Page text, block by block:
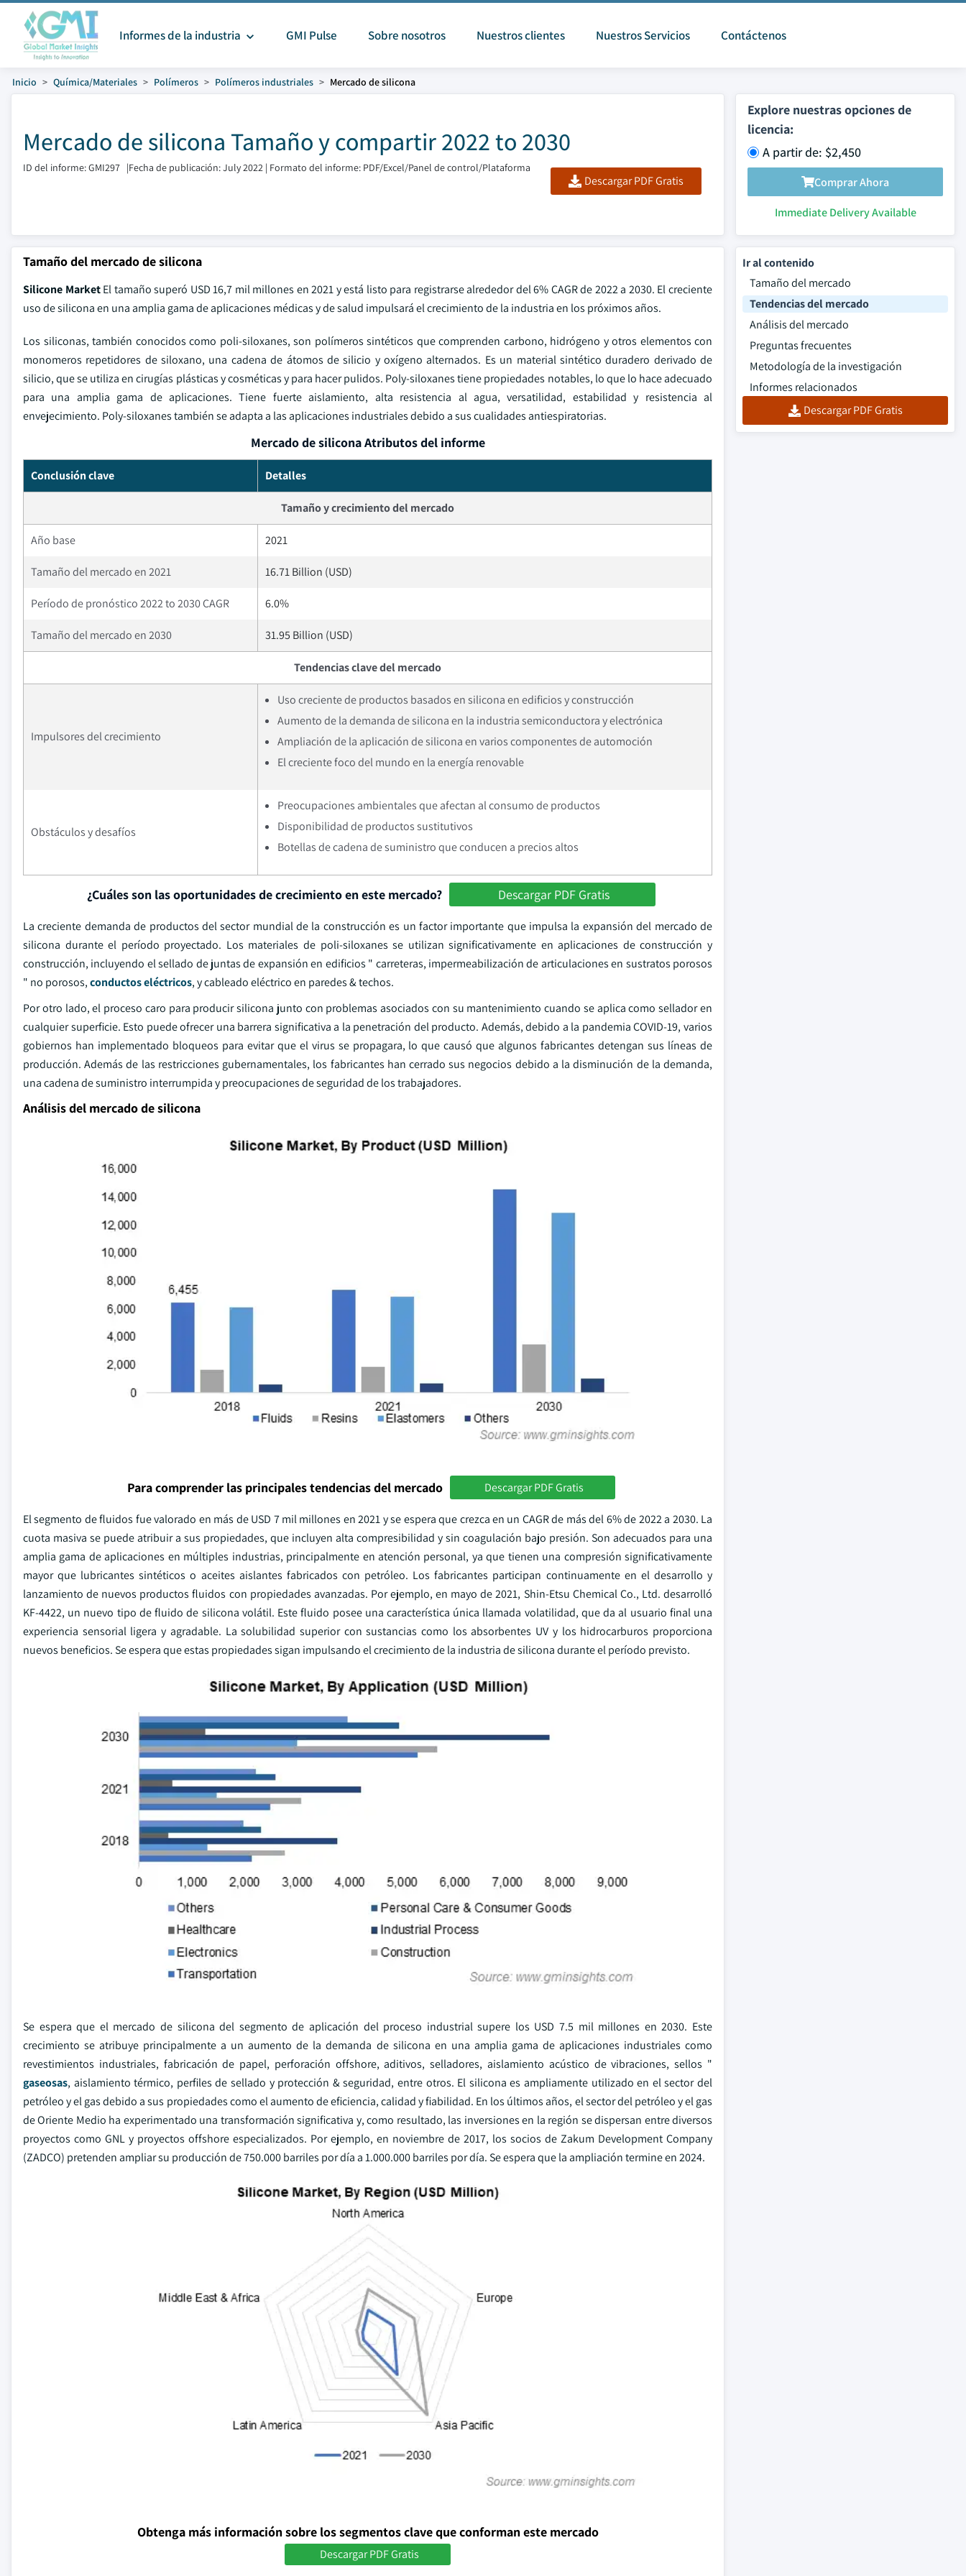
Informes de la industria GMI Pulse Sobre nosotros Nuestros clientes Nuestros Servicios Contáctenos
Inicio Química/Materiales Polímeros Polímeros industriales Mercado de silicona
Mercado de silicona Tamaño y compartir 2022 to 2030
ID del informe: GMI297 |Fecha de publicación: July 2022 | Formato del informe: PDF/Excel/Panel de control/Plataforma
Descargar PDF Gratis
Explore nuestras opciones de
licencia:
A partir de: $2,450
Comprar Ahora
Immediate Delivery Available
Tamaño del mercado de silicona
Silicone MarketEl tamaño superó USD 16,7 mil millones en 2021 y está listo para registrarse alrededor del 6% CAGR de 2022 a 2030. El creciente
uso de silicona en una amplia gama de aplicaciones médicas y de salud impulsará el crecimiento de la industria en los próximos años.
Los siliconas, también conocidos como poli-siloxanes, son polímeros sintéticos que comprenden carbono, hidrógeno y otros elementos con
monomeros repetidores de siloxano, una cadena de átomos de silicio y oxígeno alternados. Es un material sintético duradero derivado de
silicio, que se utiliza en cirugías plásticas y cosméticas y para hacer pulidos. Poly-siloxanes tiene propiedades notables, lo que lo hace adecuado
para una amplia gama de aplicaciones. Tiene fuerte aislamiento, alta resistencia al agua, versatilidad, estabilidad y resistencia al
envejecimiento. Poly-siloxanes también se adapta a las aplicaciones industriales debido a sus cualidades antiespiratorias.
Mercado de silicona Atributos del informe
Conclusión clave Detalles
Tamaño y crecimiento del mercado
Año base 2021
Tamaño del mercado en 2021 16.71 Billion (USD)
Período de pronóstico 2022 to 2030 CAGR 6.0%
Tamaño del mercado en 2030 31.95 Billion (USD)
Tendencias clave del mercado
Impulsores del crecimiento
Uso creciente de productos basados en silicona en edificios y construcción
Aumento de la demanda de silicona en la industria semiconductora y electrónica
Ampliación de la aplicación de silicona en varios componentes de automoción
El creciente foco del mundo en la energía renovable
Obstáculos y desafíos
Preocupaciones ambientales que afectan al consumo de productos
Disponibilidad de productos sustitutivos
Botellas de cadena de suministro que conducen a precios altos
¿Cuáles son las oportunidades de crecimiento en este mercado? Descargar PDF Gratis
La creciente demanda de productos del sector mundial de la construcción es un factor importante que impulsa la expansión del mercado de
silicona durante el período proyectado. Los materiales de poli-siloxanes se utilizan significativamente en aplicaciones de construcción y
construcción, incluyendo el sellado de juntas de expansión en edificios " carreteras, impermeabilización de articulaciones en sustratos porosos
" no porosos,conductos eléctricos, y cableado eléctrico en paredes & techos.
Por otro lado, el proceso caro para producir silicona junto con problemas asociados con su mantenimiento cuando se aplica como sellador en
cualquier superficie. Esto puede ofrecer una barrera significativa a la penetración del producto. Además, debido a la pandemia COVID-19, varios
gobiernos han implementado bloqueos para evitar que el virus se propagara, lo que causó que algunos fabricantes detengan sus líneas de
producción. Además de las restricciones gubernamentales, los fabricantes han cerrado sus negocios debido a la disminución de la demanda,
una cadena de suministro interrumpida y preocupaciones de seguridad de los trabajadores.
Análisis del mercado de silicona
Para comprender las principales tendencias del mercado Descargar PDF Gratis
El segmento de fluidos fue valorado en más de USD 7 mil millones en 2021 y se espera que crezca en un CAGR de más del 6% de 2022 a 2030. La
cuota masiva se puede atribuir a sus propiedades, que incluyen alta compresibilidad y sin coagulación bajo presión. Son adecuados para una
amplia gama de aplicaciones en múltiples industrias, principalmente en atención personal, ya que tienen una compresión significativamente
mayor que lubricantes sintéticos o aceites aislantes fabricados con petróleo. Los fabricantes participan continuamente en el desarrollo y
lanzamiento de nuevos productos fluidos con propiedades avanzadas. Por ejemplo, en mayo de 2021, Shin-Etsu Chemical Co., Ltd. desarrolló
KF-4422, un nuevo tipo de fluido de silicona volátil. Este fluido posee una característica única llamada volatilidad, que da al usuario final una
experiencia sensorial ligera y agradable. La solubilidad superior con sustancias como los absorbentes UV y los hidrocarburos proporciona
nuevos beneficios. Se espera que estas propiedades sigan impulsando el crecimiento de la industria de silicona durante el período previsto.
Se espera que el mercado de silicona del segmento de aplicación del proceso industrial supere los USD 7.5 mil millones en 2030. Este
crecimiento se atribuye principalmente a un aumento de la demanda de silicona en una amplia gama de aplicaciones industriales como
revestimientos industriales, fabricación de papel, perforación offshore, aditivos, selladores, aislamiento acústico de vibraciones, sellos "
gaseosas, aislamiento térmico, perfiles de sellado y protección & seguridad, entre otros. El silicona es ampliamente utilizado en el sector del
petróleo y el gas debido a sus propiedades como el aumento de eficiencia, calidad y fiabilidad. En los últimos años, el sector del petróleo y el gas
de Oriente Medio ha experimentado una transformación significativa y, como resultado, las inversiones en la región se dispersan entre diversos
proyectos como GNL y proyectos offshore especializados. Por ejemplo, en noviembre de 2017, los socios de Zakum Development Company
(ZADCO) pretenden ampliar su producción de 750.000 barriles por día a 1.000.000 barriles por día. Se espera que la ampliación termine en 2024.
Obtenga más información sobre los segmentos clave que conforman este mercado
Descargar PDF Gratis
Ir al contenido
Tamaño del mercado
Tendencias del mercado
Análisis del mercado
Preguntas frecuentes
Metodología de la investigación
Informes relacionados
Descargar PDF Gratis